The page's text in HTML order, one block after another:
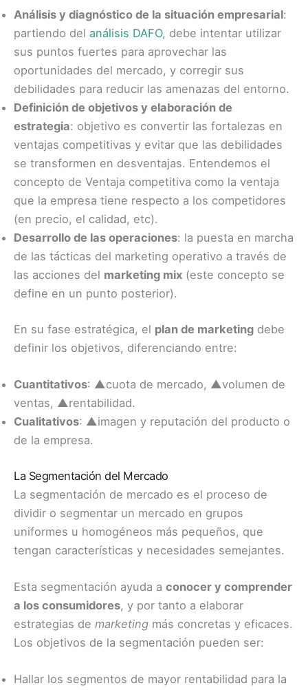
Análisis y diagnóstico de la situación empresarial:
partiendo del análisis DAFO, debe intentar utilizar
sus puntos fuertes para aprovechar las
oportunidades del mercado, y corregir sus
debilidades para reducir las amenazas del entorno.
Definición de objetivos y elaboración de
estrategia: objetivo es convertir las fortalezas en
ventajas competitivas y evitar que las debilidades
se transformen en desventajas. Entendemos el
concepto de Ventaja competitiva como la ventaja
que la empresa tiene respecto a los competidores
(en precio, el calidad, etc).
Desarrollo de las operaciones: la puesta en marcha
de las tácticas del marketing operativo a través de
las acciones del marketing mix (este concepto se
define en un punto posterior).
En su fase estratégica, el plan de marketing debe
definir los objetivos, diferenciando entre:
Cuantitativos: ▲cuota de mercado, ▲volumen de
ventas, ▲rentabilidad.
Cualitativos: ▲imagen y reputación del producto o
de la empresa.
La Segmentación del Mercado
La segmentación de mercado es el proceso de
dividir o segmentar un mercado en grupos
uniformes u homogéneos más pequeños, que
tengan características y necesidades semejantes.
Esta segmentación ayuda a conocer y comprender
a los consumidores, y por tanto a elaborar
estrategias de marketing más concretas y eficaces.
Los objetivos de la segmentación pueden ser:
Hallar los segmentos de mayor rentabilidad para la